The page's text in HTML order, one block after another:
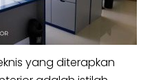
yang diterapkan